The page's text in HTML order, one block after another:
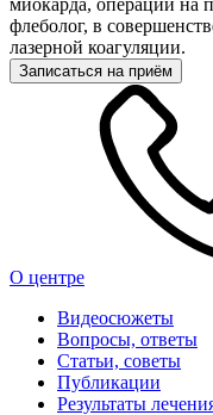
флеболог, в
лазерной коагуляции.
Записаться на приём
О центре
Видеосюжеты
Вопросы, ответы
Статьи, советы
Публикации
Результаты